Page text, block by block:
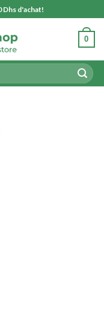
Dhs d'achat!
0